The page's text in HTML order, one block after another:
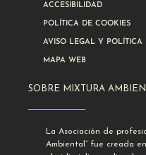
ACCESIBILIDAD
POLÍTICA DE COOKIES
AVISO LEGAL Y POLÍTICA
MAPA WEB
SOBRE MIXTURA
La Asociación de
Ambiental” fue creada